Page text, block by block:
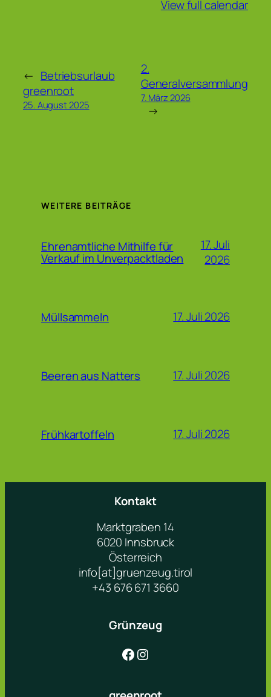
View full calendar
← Betriebsurlaub
greenroot
25. August 2025
2.
Generalversammlung
7. März 2026
→
WEITERE BEITRÄGE
Ehrenamtliche Mithilfe für
Verkauf im Unverpacktladen
17. Juli
2026
Müllsammeln 17. Juli 2026
Beeren aus Natters 17. Juli 2026
Frühkartoffeln 17. Juli 2026
Kontakt
Marktgraben 14
6020 Innsbruck
Österreich
info[at]gruenzeug.tirol
+43 676 671 3660
Grünzeug
Facebook Instagram